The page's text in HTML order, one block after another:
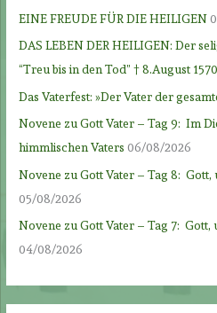
EINE FREUDE FÜR DIE HEILIGEN
DAS LEBEN DER HEILIGEN: Der
“Treu bis in den Tod” † 8.August 1570
Das Vaterfest: »Der Vater der
Novene zu Gott Vater – Tag 9: Im
himmlischen Vaters 06/08/2026
Novene zu Gott Vater – Tag 8: Gott,
05/08/2026
Novene zu Gott Vater – Tag 7: Gott,
04/08/2026